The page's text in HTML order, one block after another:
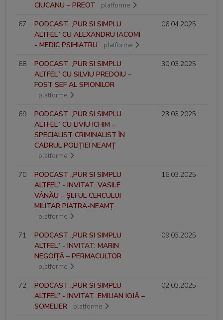
CIUCANU – PREOT
platforme
67
PODCAST „PUR SI SIMPLU
ALTFEL” CU ALEXANDRU IACOMI
- MEDIC PSIHIATRU
platforme
06.04.2025
68
PODCAST „PUR SI SIMPLU
ALTFEL” CU SILVIU PREDOIU –
FOST ȘEF AL SPIONILOR
platforme
30.03.2025
69
PODCAST „PUR SI SIMPLU
ALTFEL” CU LIVIU ICHIM –
SPECIALIST CRIMINALIST ÎN
CADRUL POLIȚIEI NEAMȚ
platforme
23.03.2025
70
PODCAST „PUR SI SIMPLU
ALTFEL” - INVITAT: VASILE
VÂNĂU – ȘEFUL CERCULUI
MILITAR PIATRA-NEAMȚ
platforme
16.03.2025
71
PODCAST „PUR SI SIMPLU
ALTFEL” - INVITAT: MARIN
NEGOIȚĂ – PERMACULTOR
platforme
09.03.2025
72
PODCAST „PUR SI SIMPLU
ALTFEL” - INVITAT: EMILIAN IOJĂ –
SOMELIER
platforme
02.03.2025